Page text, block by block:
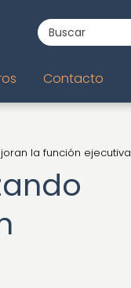
Contacto
la función ejecutiva